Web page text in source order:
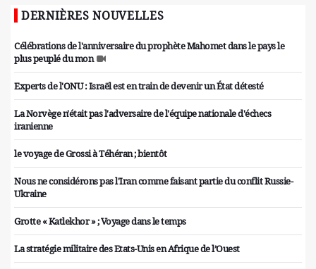
DERNIÈRES NOUVELLES
Célébrations de l'anniversaire du prophète Mahomet dans le pays le
plus peuplé du mon
Experts de l'ONU : Israël est en train de devenir un État détesté
La Norvège n'était pas l'adversaire de l'équipe nationale d'échecs
iranienne
le voyage de Grossi à Téhéran ; bientôt
Nous ne considérons pas l'Iran comme faisant partie du conflit Russie-
Ukraine
Grotte « Katlekhor » ; Voyage dans le temps
La stratégie militaire des Etats-Unis en Afrique de l’Ouest